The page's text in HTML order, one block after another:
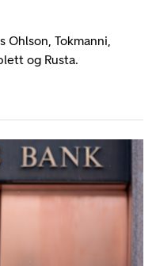
Ohlson, Tokmanni,
og Rusta.